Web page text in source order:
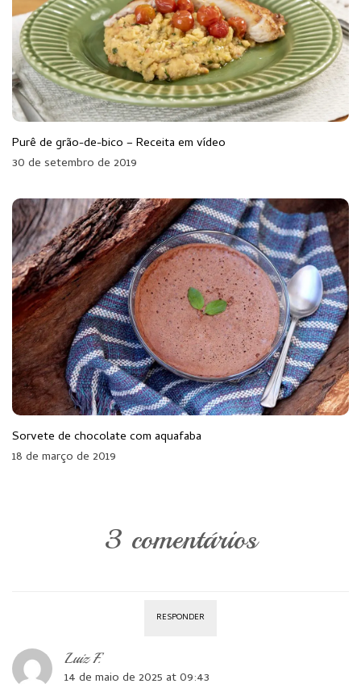
Purê de grão-de-bico – Receita em vídeo
30 de setembro de 2019
Sorvete de chocolate com aquafaba
18 de março de 2019
3 comentários
RESPONDER
Luiz F.
14 de maio de 2025 at 09:43